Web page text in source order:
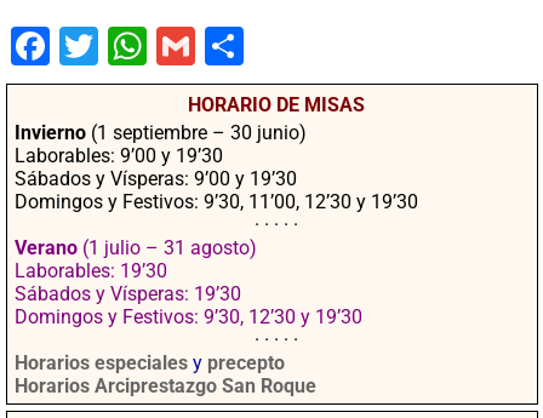
Fac
ebo
ok
Twit
ter
Wha
tsA
pp
Gm
ail
mpa
rtir
HORARIO DE MISAS
Invierno (1 septiembre – 30 junio)
Laborables: 9’00 y 19’30
Sábados y Vísperas: 9’00 y 19’30
Domingos y Festivos: 9’30, 11’00, 12’30 y 19’30
· · · · ·
Verano (1 julio – 31 agosto)
Laborables: 19’30
Sábados y Vísperas: 19’30
Domingos y Festivos: 9’30, 12’30 y 19’30
· · · · ·
Horarios especiales y precepto
Horarios Arciprestazgo San Roque